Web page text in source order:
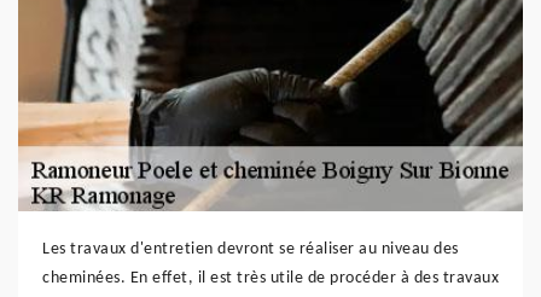
Les travaux d'entretien devront se réaliser au niveau des
cheminées. En effet, il est très utile de procéder à des travaux